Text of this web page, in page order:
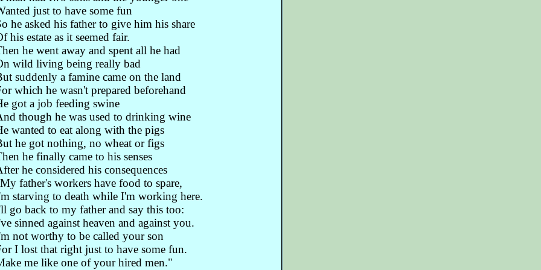
just to have some fun
he asked his father to give him his share
his estate as it seemed fair.
he went away and spent all he had
wild living being really bad
suddenly a famine came on the land
which he wasn't prepared beforehand
got a job feeding swine
though he was used to drinking wine
wanted to eat along with the pigs
he got nothing, no wheat or figs
he finally came to his senses
he considered his consequences
father's workers have food to spare,
starving to death while I'm working here.
go back to my father and say this too:
sinned against heaven and against you.
not worthy to be called your son
I lost that right just to have some fun.
me like one of your hired men."